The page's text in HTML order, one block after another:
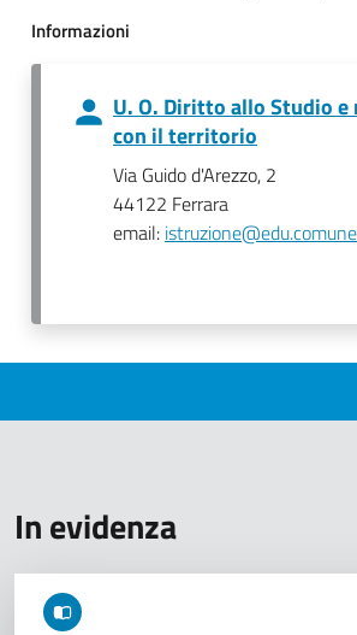
Informazioni
U. O. Diritto allo Studio
con il territorio
Via Guido d'Arezzo, 2
44122 Ferrara
email:
In evidenza